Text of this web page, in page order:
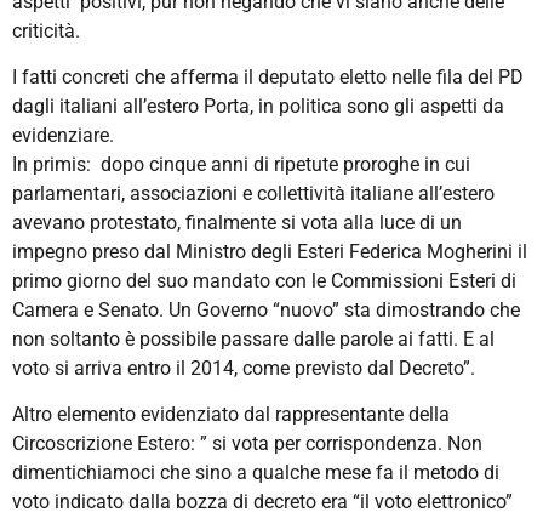
criticità.
I fatti concreti che afferma il deputato eletto nelle fila del PD
dagli italiani all’estero Porta, in politica sono gli aspetti da
evidenziare.
In primis: dopo cinque anni di ripetute proroghe in cui
parlamentari, associazioni e collettività italiane all’estero
avevano protestato, finalmente si vota alla luce di un
impegno preso dal Ministro degli Esteri Federica Mogherini il
primo giorno del suo mandato con le Commissioni Esteri di
Camera e Senato. Un Governo “nuovo” sta dimostrando che
non soltanto è possibile passare dalle parole ai fatti. E al
voto si arriva entro il 2014, come previsto dal Decreto”.
Altro elemento evidenziato dal rappresentante della
Circoscrizione Estero: ” si vota per corrispondenza. Non
dimentichiamoci che sino a qualche mese fa il metodo di
voto indicato dalla bozza di decreto era “il voto elettronico”